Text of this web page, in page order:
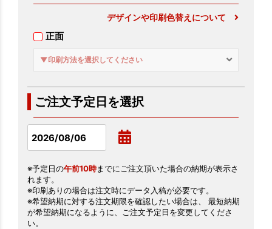
デザインや印刷色替えについて
正面
▼印刷方法を選択してください
ご注文予定日を選択
※予定日の午前10時までにご注文頂いた場合の納期が表示さ
れます。
※印刷ありの場合は注文時にデータ入稿が必要です。
※希望納期に対する注文期限を確認したい場合は、 最短納期
が希望納期になるように、ご注文予定日を変更してくださ
い。